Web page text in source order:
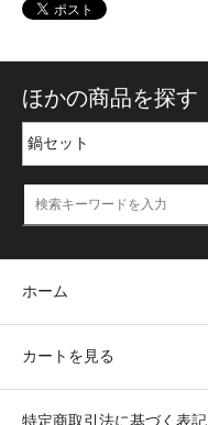
ほかの商品を探す
ホーム
カートを見る
特定商取引法に基づく表記